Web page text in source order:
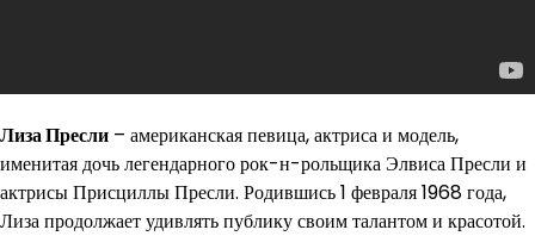
Лиза Пресли – американская певица, актриса и модель,
именитая дочь легендарного рок-н-рольщика Элвиса Пресли и
актрисы Присциллы Пресли. Родившись 1 февраля 1968 года,
Лиза продолжает удивлять публику своим талантом и красотой.